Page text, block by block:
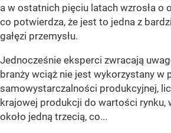
a w ostatnich pięciu latach wzrosła o
co potwierdza, że jest to jedna z
gałęzi przemysłu.
Jednocześnie eksperci zwracają
branży wciąż nie jest wykorzystany w
samowystarczalności produkcyjnej,
krajowej produkcji do wartości rynku,
około jedną trzecią, co...